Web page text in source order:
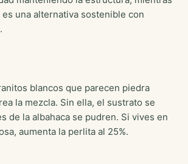
una alternativa sostenible con
blancos que parecen piedra
la mezcla. Sin ella, el sustrato se
de la albahaca se pudren. Si vives en
aumenta la perlita al 25%.